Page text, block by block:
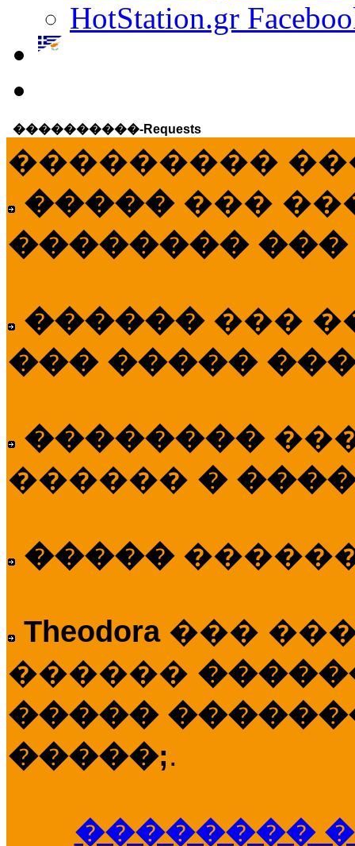
HotStation.gr
����������-Requests
���������
����� ���
��������
������ ���
��� �����
��������
������ �
�����
Theodora ���
������
�����
�����;.
��������